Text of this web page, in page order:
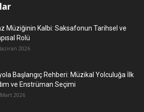
Müziğinin Kalbi: Saksafonun Tarihsel ve
Rolü
2026
Başlangıç Rehberi: Müzikal Yolculuğa İlk
ve Enstrüman Seçimi
2026